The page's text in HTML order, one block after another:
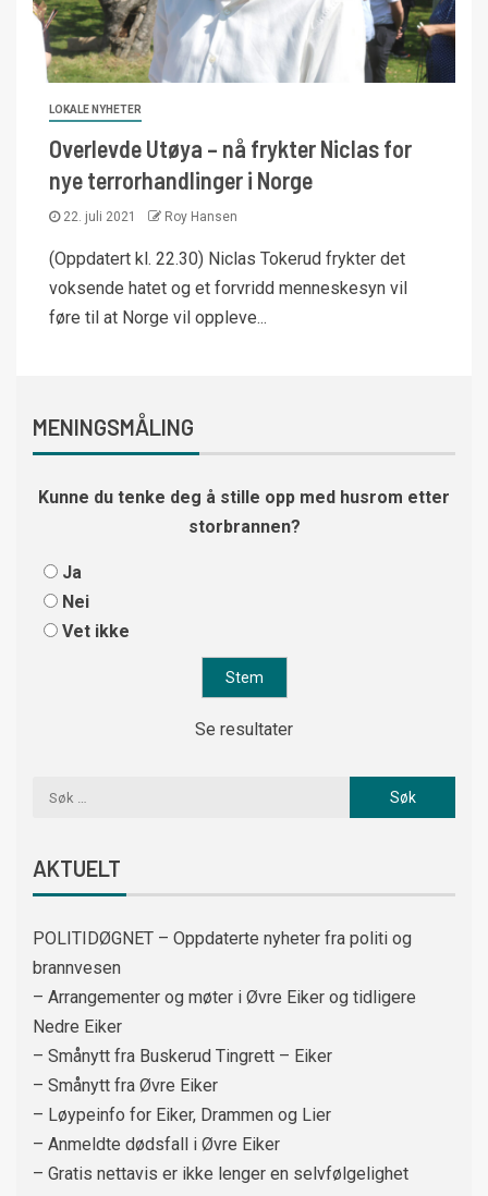
LOKALE NYHETER
Overlevde Utøya – nå frykter Niclas for
nye terrorhandlinger i Norge
22. juli 2021 Roy Hansen
(Oppdatert kl. 22.30) Niclas Tokerud frykter det
voksende hatet og et forvridd menneskesyn vil
føre til at Norge vil oppleve...
MENINGSMÅLING
Kunne du tenke deg å stille opp med husrom etter
storbrannen?
Ja
Nei
Vet ikke
Se resultater
AKTUELT
POLITIDØGNET – Oppdaterte nyheter fra politi og
brannvesen
– Arrangementer og møter i Øvre Eiker og tidligere
Nedre Eiker
– Smånytt fra Buskerud Tingrett – Eiker
– Smånytt fra Øvre Eiker
– Løypeinfo for Eiker, Drammen og Lier
– Anmeldte dødsfall i Øvre Eiker
– Gratis nettavis er ikke lenger en selvfølgelighet